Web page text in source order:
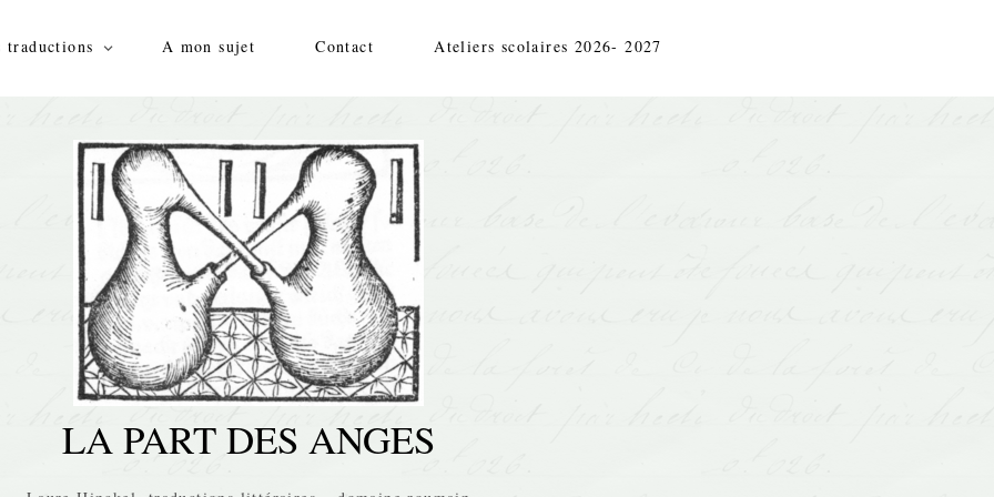
traductions A mon sujet Contact Ateliers scolaires 2026- 2027
LA PART DES ANGES